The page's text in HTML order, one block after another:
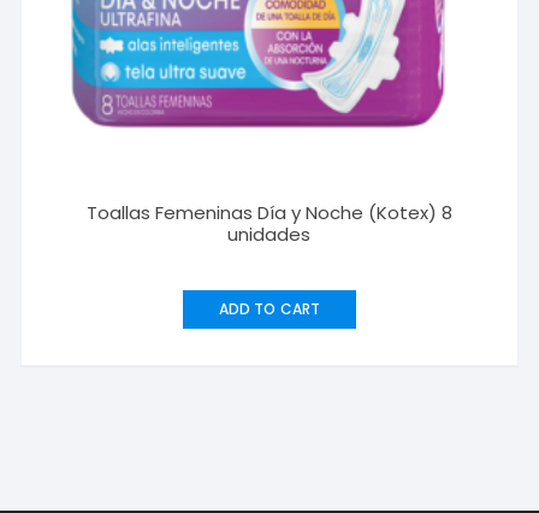
Toallas Femeninas Día y Noche (Kotex) 8
unidades
ADD TO CART